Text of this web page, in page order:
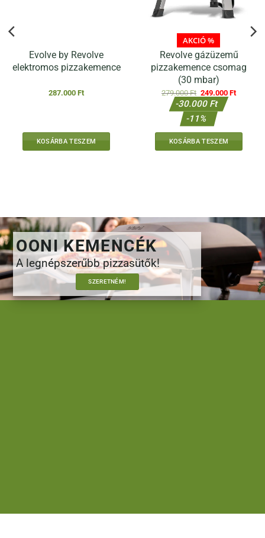
Evolve by Revolve
elektromos pizzakemence
287.000 Ft
KOSÁRBA TESZEM
AKCIÓ %
Revolve gázüzemű
pizzakemence csomag
(30 mbar)
279.000Ft Original
price
was:
279.000 Ft.
249.000 FtCurrent
-30.000 Ft
-11%
KOSÁRBA TESZEM
OONI KEMENCÉK
A legnépszerűbb pizzasütők!
SZERETNÉM!